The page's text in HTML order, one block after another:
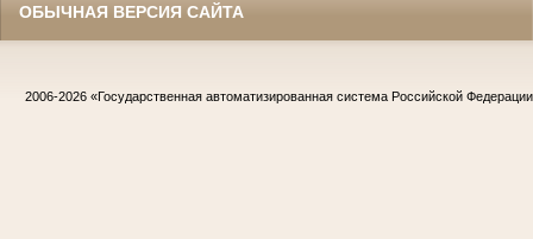
ОБЫЧНАЯ ВЕРСИЯ САЙТА
2006-2026 «Государственная автоматизированная система Российской